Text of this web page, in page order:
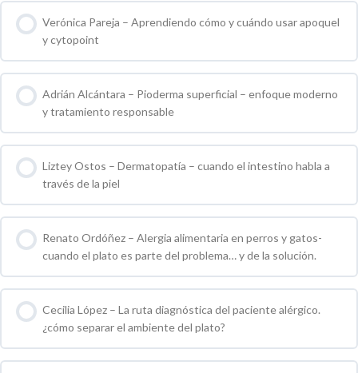
Verónica Pareja – Aprendiendo cómo y cuándo usar apoquel
y cytopoint
0 % COMPLETO 0 / 0 pasos
Adrián Alcántara – Pioderma superficial – enfoque moderno
y tratamiento responsable
0 % COMPLETO 0 / 0 pasos
Liztey Ostos – Dermatopatía – cuando el intestino habla a
través de la piel
0 % COMPLETO 0 / 0 pasos
Renato Ordóñez – Alergia alimentaria en perros y gatos-
cuando el plato es parte del problema… y de la solución.
0 % COMPLETO 0 / 0 pasos
Cecilia López – La ruta diagnóstica del paciente alérgico.
¿cómo separar el ambiente del plato?
0 % COMPLETO 0 / 0 pasos